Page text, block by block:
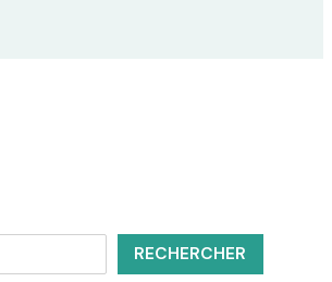
RECHERCHER